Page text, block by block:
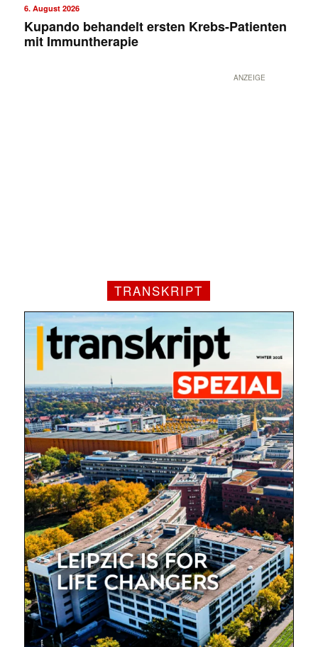
Mit dem |transkript-Newsletter
jede Woche aktuell informiert.
E-
Mail
(erforderlich)
6. August 2026
Kupando behandelt ersten Krebs-Patienten
mit Immuntherapie
ANZEIGE
TRANSKRIPT